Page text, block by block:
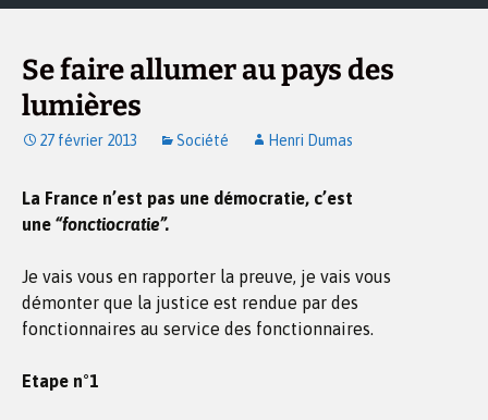
Se faire allumer au pays des
lumières
27 février 2013 Société Henri Dumas
La France n’est pas une démocratie, c’est
une “fonctiocratie”.
Je vais vous en rapporter la preuve, je vais vous
démonter que la justice est rendue par des
fonctionnaires au service des fonctionnaires.
Etape n°1